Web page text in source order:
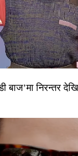
बाज’मा निरन्तर